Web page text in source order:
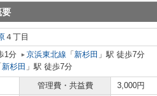
要
４丁目
1分 京浜東北線 「 新杉田 」駅 徒歩7分
新杉田 」駅 徒歩7分
管理費・共益費
3,000円